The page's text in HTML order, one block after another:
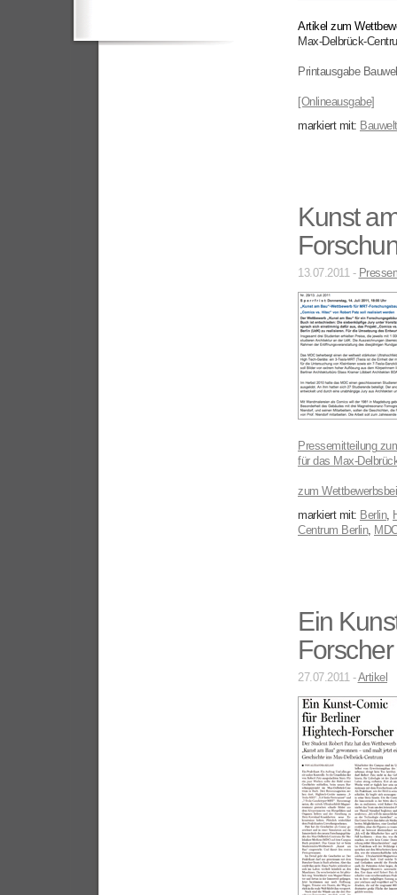
Artikel zum
Max-Delbrück-
Printausgabe
[Onlineausgabe]
markiert mit: Bauwelt
Kunst
13.07.2011 -
Pressemitteilung
für das Max-
zum
markiert mit: Berlin,
Centrum Berlin,
Ein
Forscher
27.07.2011 -Artikel